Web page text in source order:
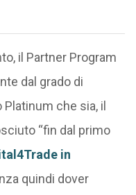
il Partner Program
dal grado di
che sia, il
“fin dal primo
in
quindi dover